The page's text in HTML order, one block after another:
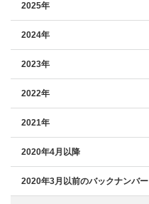
2025年
2024年
2023年
2022年
2021年
2020年4月以降
2020年3月以前のバックナンバー